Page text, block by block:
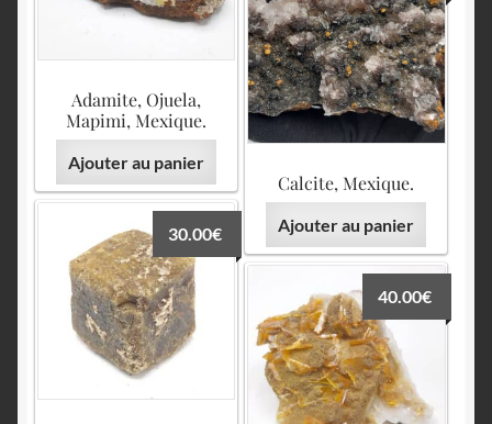
Adamite, Ojuela,
Mapimi, Mexique.
Ajouter au panier
Calcite, Mexique.
Ajouter au panier
30.00€
40.00€